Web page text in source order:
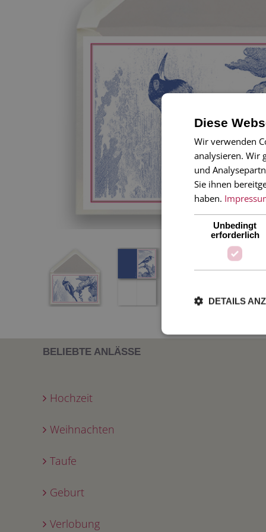
BELIEBTE ANLÄSSE
Hochzeit
Weihnachten
Taufe
Geburt
Verlobung
Diese
Wir verwenden
analysieren. Wir
und
Sie ihnen
haben.
Unbedingt
erforderlich
DETAILS